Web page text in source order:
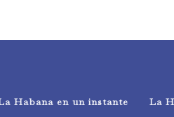
Habana en un instante La